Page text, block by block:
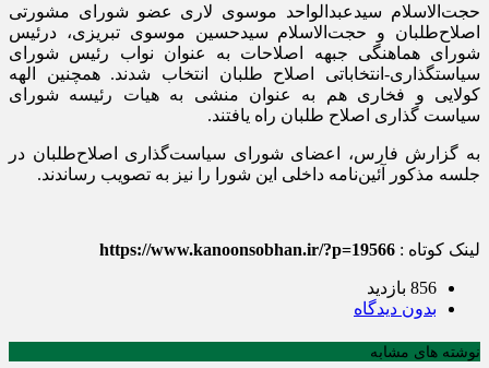
حجت‌الاسلام سیدعبدالواحد موسوی لاری عضو شورای مشورتی
اصلاح‌طلبان و حجت‌الاسلام سیدحسین موسوی تبریزی، درئیس
شورای هماهنگی جبهه اصلاحات به عنوان نواب رئیس شورای
سیاستگذاری-انتخاباتی اصلاح طلبان انتخاب شدند. همچنین الهه
کولایی و فخاری هم به عنوان منشی به هیات رئیسه شورای
سیاست گذاری اصلاح طلبان راه یافتند.
به گزارش فارس، اعضای شورای سیاست‌گذاری اصلاح‌طلبان در
جلسه مذکور آئین‌نامه داخلی این شورا را نیز به تصویب رساندند.
لینک کوتاه : https://www.kanoonsobhan.ir/?p=19566
856 بازدید
بدون دیدگاه
نوشته های مشابه